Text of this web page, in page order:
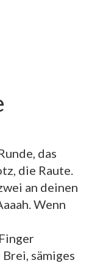
das
die Raute.
an deinen
Wenn
sämiges